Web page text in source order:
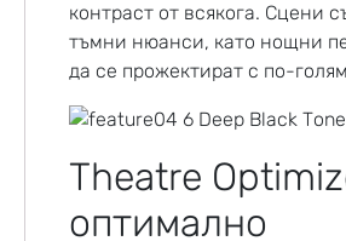
контраст от всякога. Сцени
тъмни нюанси, като нощни
да се прожектират с по-
Theatre
оптимално